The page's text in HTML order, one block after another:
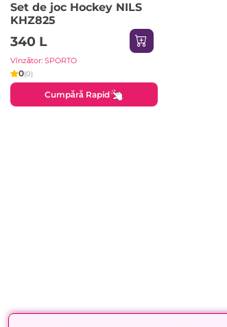
Set de joc Hockey NILS
KHZ825
340 L
Vînzător: SPORTO
0(0)
Cumpără Rapid